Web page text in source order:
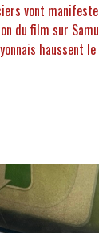
vont
du film sur
haussent